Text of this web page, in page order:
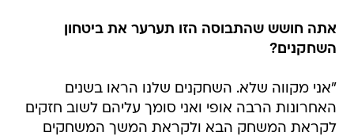
אתה חושש שהתבוסה הזו תערער את ביטחון
השחקנים?
"אני מקווה שלא. השחקנים שלנו הראו בשנים
האחרונות הרבה אופי ואני סומך עליהם לשוב חזקים
לקראת המשחק הבא ולקראת המשך המשחקים